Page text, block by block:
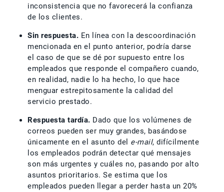
inconsistencia que no favorecerá la confianza
de los clientes.
Sin respuesta. En línea con la descoordinación
mencionada en el punto anterior, podría darse
el caso de que se dé por supuesto entre los
empleados que responde el compañero cuando,
en realidad, nadie lo ha hecho, lo que hace
menguar estrepitosamente la calidad del
servicio prestado.
Respuesta tardía. Dado que los volúmenes de
correos pueden ser muy grandes, basándose
únicamente en el asunto del e-mail, difícilmente
los empleados podrán detectar qué mensajes
son más urgentes y cuáles no, pasando por alto
asuntos prioritarios. Se estima que los
empleados pueden llegar a perder hasta un 20%